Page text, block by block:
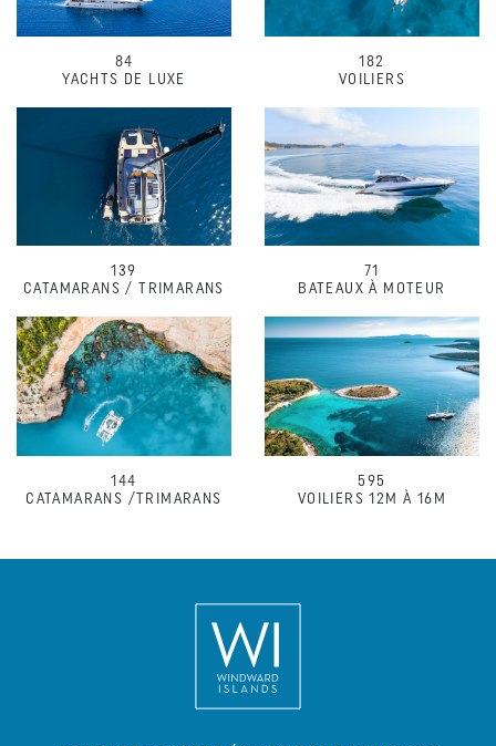
84
YACHTS DE LUXE
182
VOILIERS
139
CATAMARANS / TRIMARANS
71
BATEAUX À MOTEUR
144
CATAMARANS /TRIMARANS
595
VOILIERS 12M À 16M